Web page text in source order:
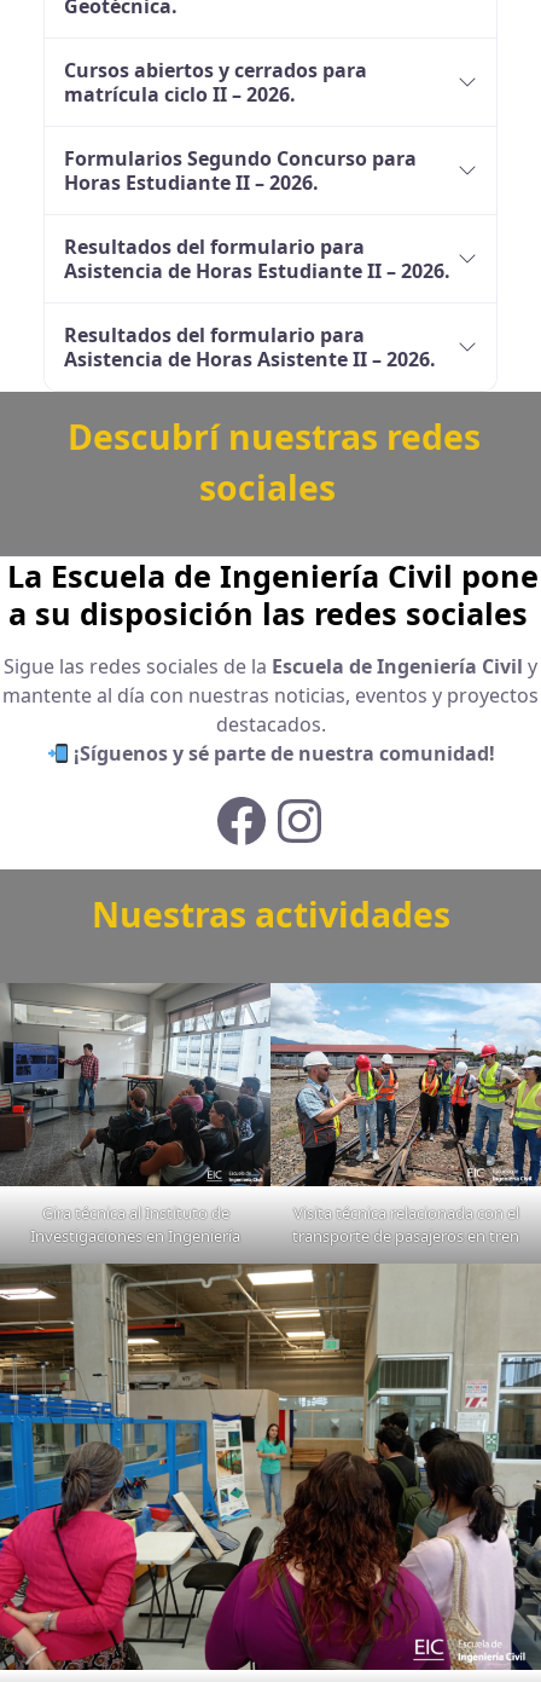
Geotécnica.
Cursos abiertos y cerrados para
matrícula ciclo II – 2026.
Formularios Segundo Concurso para
Horas Estudiante II – 2026.
Resultados del formulario para
Asistencia de Horas Estudiante II – 2026.
Resultados del formulario para
Asistencia de Horas Asistente II – 2026.
Descubrí nuestras redes
sociales
La Escuela de Ingeniería Civil pone
a su disposición las redes sociales
Sigue las redes sociales de la Escuela de Ingeniería Civil y
mantente al día con nuestras noticias, eventos y proyectos
destacados.
¡Síguenos y sé parte de nuestra comunidad!
Nuestras actividades
Gira técnica al Instituto de
Investigaciones en Ingeniería
Visita técnica relacionada con el
transporte de pasajeros en tren